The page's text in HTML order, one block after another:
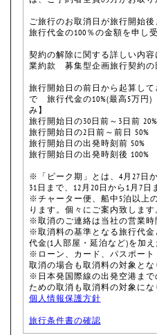
ご旅行のお取消日が旅行開始
旅行代金の100％の金額を申し受
契約の解除に関する詳しい内
業約款 募集型企画旅行契約の
旅行開始日の前日から起算して
で 旅行代金の10%(最高5万円)
み】
旅行開始日の30日前～3日前 20%
旅行開始日の2日前～前日 50%
旅行開始日の出発時刻前 50%
旅行開始日の出発時刻後 100%
※「ピーク期」とは、4月27日
31日まで、12月20日から1月7日
※チャーター便、船中5泊以上
ります。個々にご案内致します
※取消のご連絡は当社の営業時
※取消料の基準となる旅行代
代金(1人部屋・延泊など)を加え
※ローン、カード、パスポー
取消の場合も取消料の対象とな
※日本発国際線の出発空港ま
ための取消も取消料の対象にな
個人情報保護方針
旅行条件書の確認